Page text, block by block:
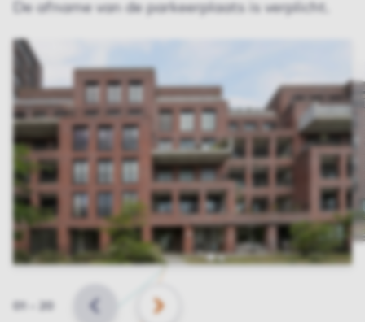
De afname van de parkeerplaats is verplicht.
Slide
VORIGE VOLGENDE